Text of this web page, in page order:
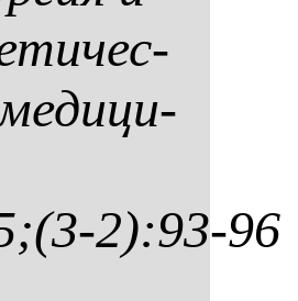
2):93-96